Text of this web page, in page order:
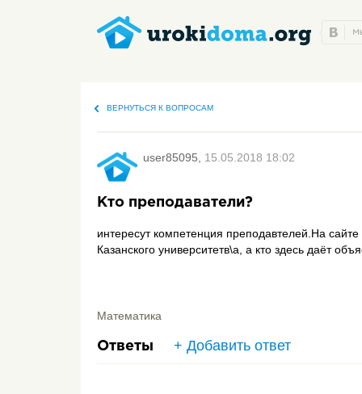
ВЕРНУТЬСЯ К ВОПРОСАМ
user85095, 15.05.2018 18:02
Кто преподаватели?
интересут компетенция преподавтелей.На
Казанского университетв\а, а кто здесь даёт
Математика
Ответы + Добавить ответ